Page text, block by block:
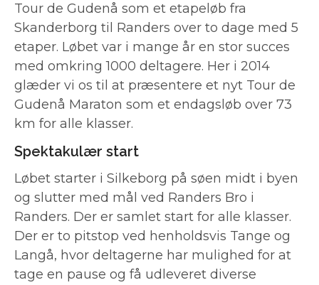
Tour de Gudenå som et etapeløb fra
Skanderborg til Randers over to dage med 5
etaper. Løbet var i mange år en stor succes
med omkring 1000 deltagere. Her i 2014
glæder vi os til at præsentere et nyt Tour de
Gudenå Maraton som et endagsløb over 73
km for alle klasser.
Spektakulær start
Løbet starter i Silkeborg på søen midt i byen
og slutter med mål ved Randers Bro i
Randers. Der er samlet start for alle klasser.
Der er to pitstop ved henholdsvis Tange og
Langå, hvor deltagerne har mulighed for at
tage en pause og få udleveret diverse